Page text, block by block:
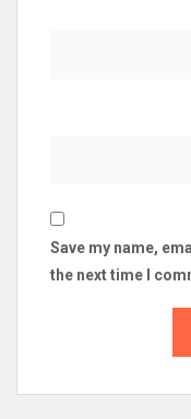
Save my name,
the next time I